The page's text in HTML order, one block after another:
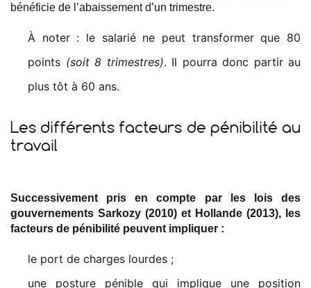
bénéficie de l’abaissement d’un trimestre.
À noter : le salarié ne peut transformer que 80
points (soit 8 trimestres). Il pourra donc partir au
plus tôt à 60 ans.
Les différents facteurs de pénibilité au
travail
Successivement pris en compte par les lois des
gouvernements Sarkozy (2010) et Hollande (2013), les
facteurs de pénibilité peuvent impliquer :
le port de charges lourdes ;
une posture pénible qui implique une position